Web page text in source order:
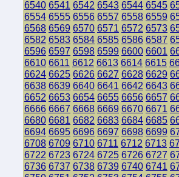
6540 6541 6542 6543 6544 6545
6554 6555 6556 6557 6558 6559
6568 6569 6570 6571 6572 6573
6582 6583 6584 6585 6586 6587
6596 6597 6598 6599 6600 6601
6610 6611 6612 6613 6614 6615
6624 6625 6626 6627 6628 6629
6638 6639 6640 6641 6642 6643
6652 6653 6654 6655 6656 6657
6666 6667 6668 6669 6670 6671
6680 6681 6682 6683 6684 6685
6694 6695 6696 6697 6698 6699
6708 6709 6710 6711 6712 6713
6722 6723 6724 6725 6726 6727
6736 6737 6738 6739 6740 6741